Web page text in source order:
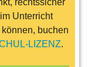
rechtssicher
Unterricht
buchen
LIZENZ.